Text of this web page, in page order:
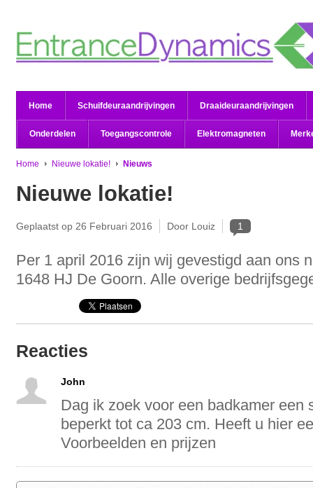
Home Schuifdeuraandrijvingen Draaideuraandrijvingen
Onderdelen Toegangscontrole Elektromagneten
Home Nieuwe lokatie! Nieuws
Nieuwe lokatie!
Geplaatst op 26 Februari 2016 Door Louiz 1
Per 1 april 2016 zijn wij gevestigd aan ons
1648 HJ De Goorn. Alle overige
Reacties
John
Dag ik zoek voor een badkamer een
beperkt tot ca 203 cm. Heeft u hier
Voorbeelden en prijzen